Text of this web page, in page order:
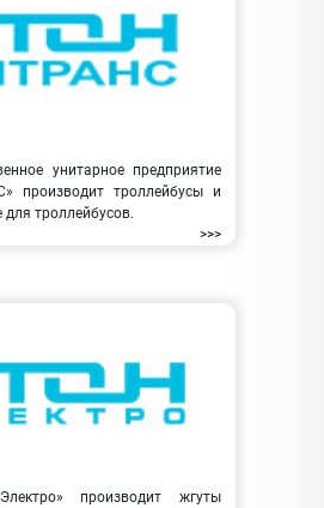
унитарное предприятие
производит троллейбусы и
троллейбусов.
>>>
производит жгуты